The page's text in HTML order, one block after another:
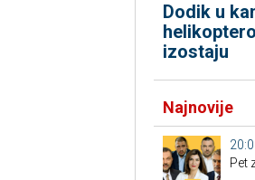
Dodik u
izostaju
Najnovije
Pet